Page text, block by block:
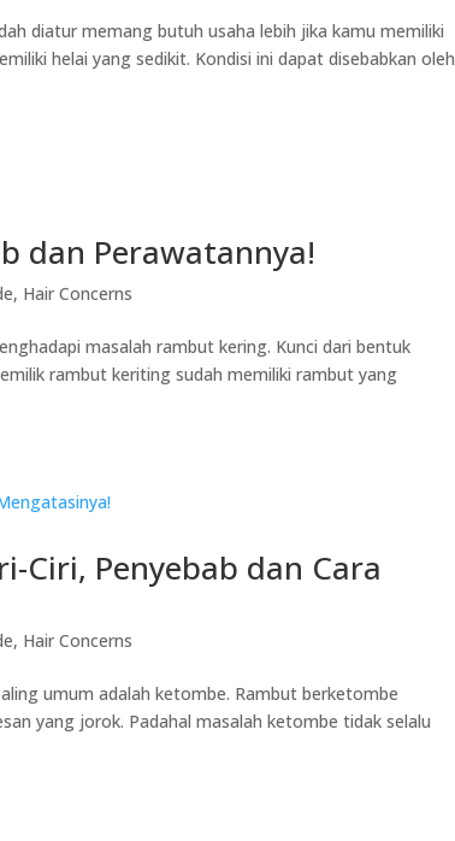
diatur memang butuh usaha lebih jika kamu memiliki
helai yang sedikit. Kondisi ini dapat disebabkan oleh
dan Perawatannya!
, Hair Concerns
masalah rambut kering. Kunci dari bentuk
rambut keriting sudah memiliki rambut yang
Ciri, Penyebab dan Cara
, Hair Concerns
umum adalah ketombe. Rambut berketombe
yang jorok. Padahal masalah ketombe tidak selalu